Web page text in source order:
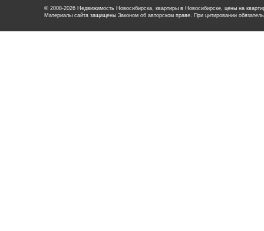
© 2008-2026 Недвижимость Новосибирска, квартиры в Новосибирске, цены на
Материалы сайта защищены Законом об авторском праве. При цитировании